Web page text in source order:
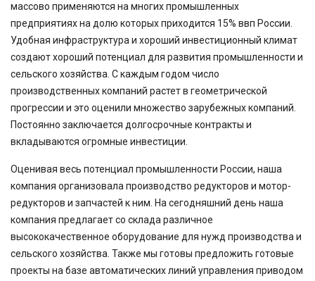
массово применяются на многих промышленных
предприятиях на долю которых приходится 15% ввп России.
Удобная инфраструктура и хороший инвестиционный климат
создают хороший потенциал для развития промышленности и
сельского хозяйства. С каждым годом число
производственных компаний растет в геометрической
прогрессии и это оценили множество зарубежных компаний.
Постоянно заключается долгосрочные контракты и
вкладываются огромные инвестиции.
Оценивая весь потенциал промышленности России, наша
компания организовала производство редукторов и мотор-
редукторов и запчастей к ним. На сегодняшний день наша
компания предлагает со склада различное
высококачественное оборудование для нужд производства и
сельского хозяйства. Также мы готовы предложить готовые
проекты на базе автоматических линий управления приводом